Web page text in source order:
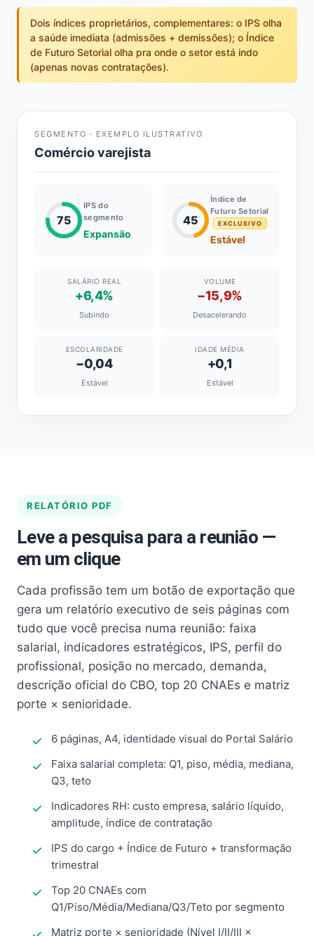
Dois índices proprietários, complementares: o IPS olha
a saúde imediata (admissões + demissões); o Índice
de Futuro Setorial olha pra onde o setor está indo
(apenas novas contratações).
SEGMENTO · EXEMPLO ILUSTRATIVO
Comércio varejista
75
IPS do
segmento
Expansão
45
Índice de
Futuro Setorial
EXCLUSIVO
Estável
SALÁRIO REAL
+6,4%
Subindo
VOLUME
−15,9%
Desacelerando
ESCOLARIDADE
−0,04
Estável
IDADE MÉDIA
+0,1
Estável
RELATÓRIO PDF
Leve a pesquisa para a reunião —
em um clique
Cada profissão tem um botão de exportação que
gera um relatório executivo de seis páginas com
tudo que você precisa numa reunião: faixa
salarial, indicadores estratégicos, IPS, perfil do
profissional, posição no mercado, demanda,
descrição oficial do CBO, top 20 CNAEs e matriz
porte × senioridade.
6 páginas, A4, identidade visual do Portal Salário
Faixa salarial completa: Q1, piso, média, mediana,
Q3, teto
Indicadores RH: custo empresa, salário líquido,
amplitude, índice de contratação
IPS do cargo + Índice de Futuro + transformação
trimestral
Top 20 CNAEs com
Q1/Piso/Média/Mediana/Q3/Teto por segmento
Matriz porte × senioridade (Nível I/II/III ×